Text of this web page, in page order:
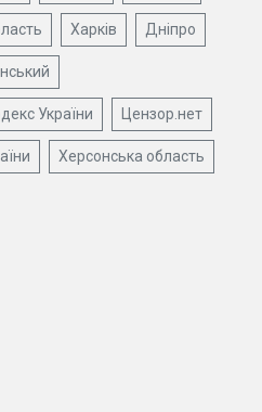
Харків Дніпро
України Цензор.нет
Херсонська область